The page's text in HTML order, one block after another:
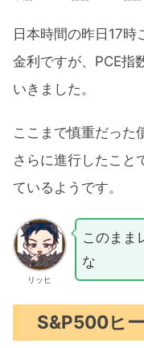
日本時間の昨日17
金利ですが、PCE指
いきました。
ここまで慎重だった
さらに進行したこと
ているようです。
リッヒ
このまま
な
S&P500ヒ